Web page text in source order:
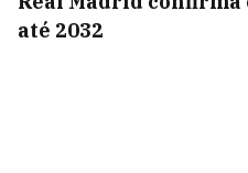
até 2032